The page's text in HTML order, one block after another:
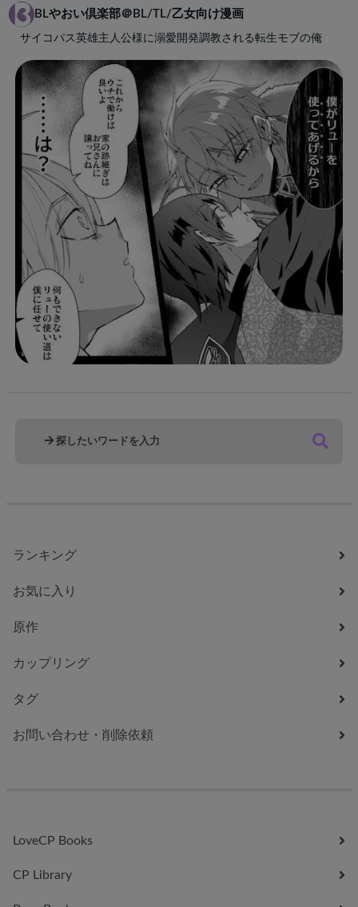
BLやおい倶楽部＠BL/TL/乙女向け漫画
サイコパス英雄主人公様に溺愛開発調教される転生モブの俺
ランキング
お気に入り
原作
カップリング
タグ
お問い合わせ・削除依頼
LoveCP Books
CP Library